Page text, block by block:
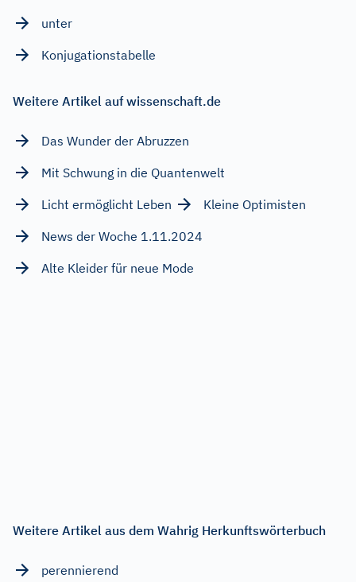
unter
Konjugationstabelle
Weitere Artikel auf wissenschaft.de
Das Wunder der Abruzzen
Mit Schwung in die Quantenwelt
Licht ermöglicht Leben
Kleine Optimisten
News der Woche 1.11.2024
Alte Kleider für neue Mode
Weitere Artikel aus dem Wahrig Herkunftswörterbuch
perennierend